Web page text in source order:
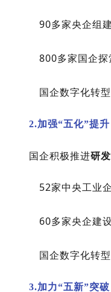
90多家央企组
800多家国企
国企数字化转
2.加强“五化”提
国企积极推进研
52家中央工业
60多家央企建
国企数字化转
3.加力“五新”突